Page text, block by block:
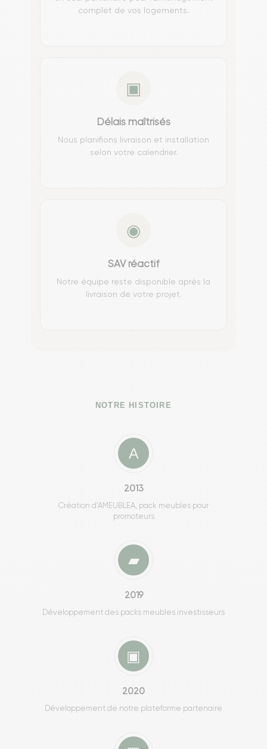
complet de vos logements.
▣
Délais maîtrisés
Nous planifions livraison et installation
selon votre calendrier.
◉
SAV réactif
Notre équipe reste disponible après la
livraison de votre projet.
NOTRE HISTOIRE
A
2013
Création d’AMEUBLEA, pack meubles pour
promoteurs
▰
2019
Développement des packs meubles investisseurs
▣
2020
Développement de notre plateforme partenaire